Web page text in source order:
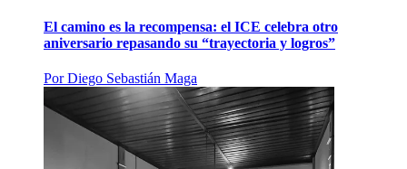
El camino es la recompensa: el ICE celebra otro
aniversario repasando su “trayectoria y logros”
PorDiego Sebastián Maga